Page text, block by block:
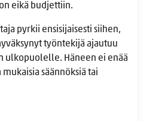
eikä budjettiin.
pyrkii ensisijaisesti siihen,
työntekijä ajautuu
ulkopuolelle. Häneen ei enää
säännöksiä tai